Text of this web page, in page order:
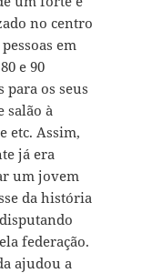
no centro
em
e 90
para os seus
salão à
etc. Assim,
já era
um jovem
da história
disputando
federação.
ajudou a